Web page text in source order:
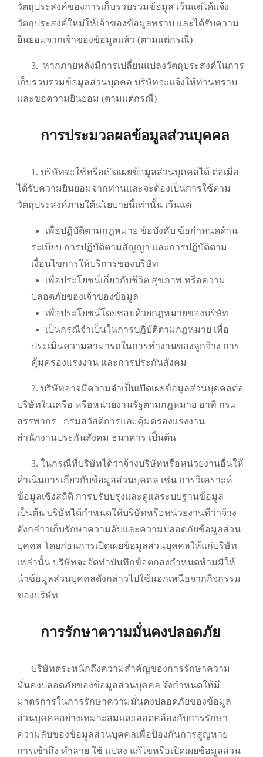
วัตถุประสงค์ของการเก็บรวบรวมข้อมูล เว้นแต่ได้แจ้ง
วัตถุประสงค์ใหม่ให้เจ้าของข้อมูลทราบ และได้รับความ
ยินยอมจากเจ้าของข้อมูลแล้ว (ตามแต่กรณี)
3. หากภายหลังมีการเปลี่ยนแปลงวัตถุประสงค์ในการ
เก็บรวบรวมข้อมูลส่วนบุคคล บริษัทจะแจ้งให้ท่านทราบ
และขอความยินยอม (ตามแต่กรณี)
การประมวลผลข้อมูลส่วนบุคคล
1. บริษัทจะใช้หรือเปิดเผยข้อมูลส่วนบุคคลได้ ต่อเมื่อ
ได้รับความยินยอมจากท่านและจะต้องเป็นการใช้ตาม
วัตถุประสงค์ภายใต้นโยบายนี้เท่านั้น เว้นแต่
เพื่อปฏิบัติตามกฎหมาย ข้อบังคับ ข้อกำหนดด้าน
ระเบียบ การปฏิบัติตามสัญญา และการปฏิบัติตาม
เงื่อนไขการให้บริการของบริษัท
เพื่อประโยชน์เกี่ยวกับชีวิต สุขภาพ หรือความ
ปลอดภัยของเจ้าของข้อมูล
เพื่อประโยชน์โดยชอบด้วยกฎหมายของบริษัท
เป็นกรณีจำเป็นในการปฏิบัติตามกฎหมาย เพื่อ
ประเมินความสามารถในการทำงานของลูกจ้าง การ
คุ้มครองแรงงาน และการประกันสังคม
2. บริษัทอาจมีความจำเป็นเปิดเผยข้อมูลส่วนบุคคลต่อ
บริษัทในเครือ หรือหน่วยงานรัฐตามกฎหมาย อาทิ กรม
สรรพากร
กรมสวัสดิการและคุ้มครองแรงงาน
สำนักงานประกันสังคม ธนาคาร เป็นต้น
3. ในกรณีที่บริษัทได้ว่าจ้างบริษัทหรือหน่วยงานอื่นให้
ดำเนินการเกี่ยวกับข้อมูลส่วนบุคคล เช่น การวิเคราะห์
ข้อมูลเชิงสถิติ การปรับปรุงและดูแลระบบฐานข้อมูล
เป็นต้น บริษัทได้กำหนดให้บริษัทหรือหน่วยงานที่ว่าจ้าง
ดังกล่าวเก็บรักษาความลับและความปลอดภัยข้อมูลส่วน
บุคคล โดยก่อนการเปิดเผยข้อมูลส่วนบุคคลให้แก่บริษัท
เหล่านั้น บริษัทจะจัดทำบันทึกข้อตกลงกำหนดห้ามมิให้
นำข้อมูลส่วนบุคคลดังกล่าวไปใช้นอกเหนือจากกิจกรรม
ของบริษัท
การรักษาความมั่นคงปลอดภัย
บริษัทตระหนักถึงความสำคัญของการรักษาความ
มั่นคงปลอดภัยของข้อมูลส่วนบุคคล จึงกำหนดให้มี
มาตรการในการรักษาความมั่นคงปลอดภัยของข้อมูล
ส่วนบุคคลอย่างเหมาะสมและสอดคล้องกับการรักษา
ความลับของข้อมูลส่วนบุคคลเพื่อป้องกันการสูญหาย
การเข้าถึง ทำลาย ใช้ แปลง แก้ไขหรือเปิดเผยข้อมูลส่วน